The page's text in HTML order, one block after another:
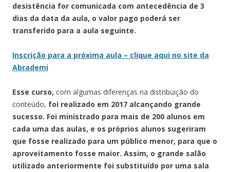
desistência for comunicada com antecedência de 3
dias da data da aula, o valor pago poderá ser
transferido para a aula seguinte.
Inscrição para a próxima aula – clique aqui no site da
Abrademi
Esse curso, com algumas diferenças na distribuição do
conteúdo, foi realizado em 2017 alcançando grande
sucesso. Foi ministrado para mais de 200 alunos em
cada uma das aulas, e os próprios alunos sugeriram
que fosse realizado para um público menor, para que o
aproveitamento fosse maior. Assim, o grande salão
utilizado anteriormente foi substituído por uma sala